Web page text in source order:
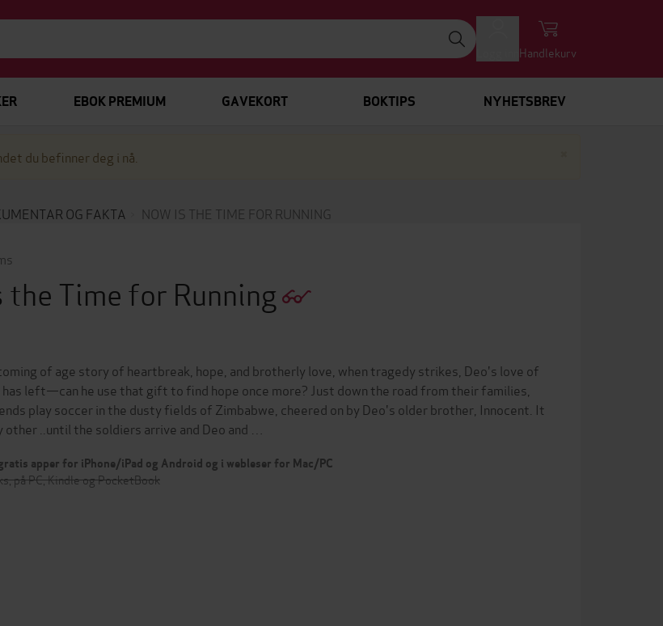
Handlekurv
EBOK PREMIUM GAVEKORT BOKTIPS NYHETSBREV
du befinner deg i nå.
OG FAKTA NOW IS THE TIME FOR RUNNING
the Time for Running
of age story of heartbreak, hope, and brotherly love, when tragedy strikes, Deo's love of
has left—can he use that gift to find hope once more? Just down the road from their families,
play soccer in the dusty fields of Zimbabwe, cheered on by Deo's older brother, Innocent. It
other ..until the soldiers arrive and Deo and …
apper for iPhone/iPad og Android og i webleser for Mac/PC
på PC, Kindle og PocketBook